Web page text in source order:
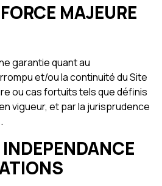
MAJEURE
garantie quant au
et/ou la continuité du Site
ou cas fortuits tels que définis
vigueur, et par la jurisprudence